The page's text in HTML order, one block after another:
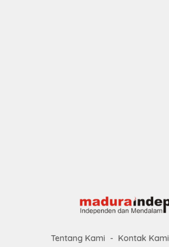
Tentang Kami Kontak Kami